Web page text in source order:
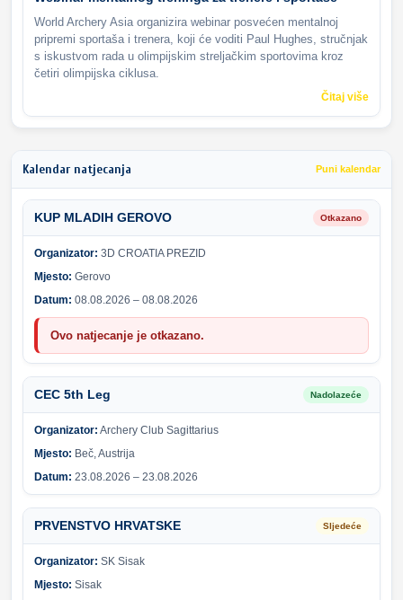
World Archery Asia organizira webinar posvećen mentalnoj
pripremi sportaša i trenera, koji će voditi Paul Hughes, stručnjak
s iskustvom rada u olimpijskim streljačkim sportovima kroz
četiri olimpijska ciklusa.
Čitaj više
Kalendar natjecanja Puni kalendar
KUP MLADIH GEROVO Otkazano
Organizator: 3D CROATIA PREZID
Mjesto: Gerovo
Datum: 08.08.2026 – 08.08.2026
Ovo natjecanje je otkazano.
CEC 5th Leg Nadolazeće
Organizator: Archery Club Sagittarius
Mjesto: Beč, Austrija
Datum: 23.08.2026 – 23.08.2026
PRVENSTVO HRVATSKE Sljedeće
Organizator: SK Sisak
Mjesto: Sisak